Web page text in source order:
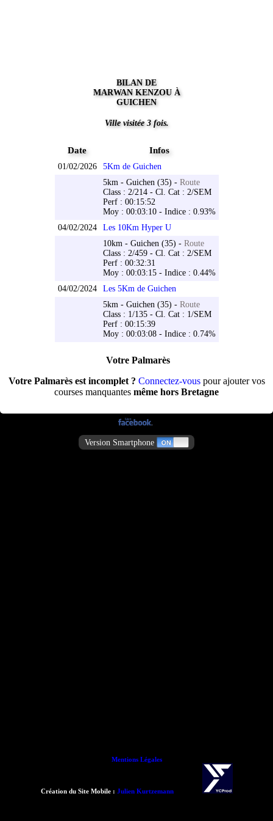
BILAN DE
MARWAN KENZOU À
GUICHEN
Ville visitée 3 fois.
Date Infos
01/02/2026
5Km de Guichen
5km - Guichen (35) - Route
Class : 2/214 - Cl. Cat : 2/SEM
Perf : 00:15:52
Moy : 00:03:10 - Indice : 0.93%
04/02/2024
Les 10Km Hyper U
10km - Guichen (35) - Route
Class : 2/459 - Cl. Cat : 2/SEM
Perf : 00:32:31
Moy : 00:03:15 - Indice : 0.44%
04/02/2024
Les 5Km de Guichen
5km - Guichen (35) - Route
Class : 1/135 - Cl. Cat : 1/SEM
Perf : 00:15:39
Moy : 00:03:08 - Indice : 0.74%
Votre Palmarès
Votre Palmarès est incomplet ? Connectez-vouspour ajouter vos
courses manquantes même hors Bretagne
Version Smartphone
Mentions Légales
Création du Site Mobile : Julien Kurtzemann- 2015 -